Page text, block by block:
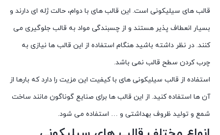
قالب های سیلیکونی است. این قالب های با دوام، حالت ژله ای دارند و
بسیار انعطاف پذیر هستند و از چسبندگی مواد به قالب جلوگیری می
کنند. در نظر داشته باشید هنگام استفاده از این قالب ها نیازی به
چرب کردن سطح قالب نمی باشد.
استفاده از قالب سیلیکونی های با کیفیت این مزیت را دارد که بارها از
آن ها استفاده کنید. از این قالب ها برای صنایع گوناگون مانند ساخت
شمع و تولید ظروف بهداشتی و … استفاده می شود.